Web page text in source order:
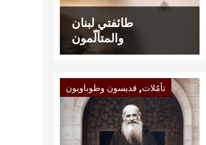
طائفتي لبنان
والمتألّمون
تأمّلات, قديسون وطوباويون